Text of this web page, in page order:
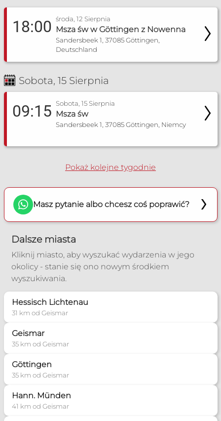
18:00 środa, 12 Sierpnia
Msza św w Göttingen z Nowenna
Sandersbeek 1, 37085 Göttingen,
Deutschland
Sobota, 15 Sierpnia
09:15 Sobota, 15 Sierpnia
Msza św
Sandersbeek 1, 37085 Göttingen, Niemcy
Pokaż kolejne tygodnie
Masz pytanie albo chcesz coś poprawić?
Dalsze miasta
Kliknij miasto, aby wyszukać wydarzenia w jego
okolicy - stanie się ono nowym środkiem
wyszukiwania.
Hessisch Lichtenau
31 km od Geismar
Geismar
35 km od Geismar
Göttingen
35 km od Geismar
Hann. Münden
41 km od Geismar